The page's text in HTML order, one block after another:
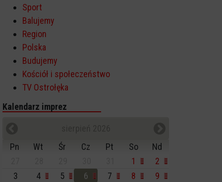
Sport
Balujemy
Region
Polska
Budujemy
Kościół i społeczeństwo
TV Ostrołęka
Kalendarz imprez
Pn
Wt Śr Cz Pt So
Nd
1
2
3
4 5 6 7 8
9